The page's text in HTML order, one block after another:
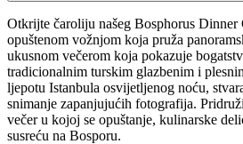
Otkrijte čaroliju našeg Bosphorus Dinner
opuštenom vožnjom koja pruža
ukusnom večerom koja pokazuje
tradicionalnim turskim glazbenim i
ljepotu Istanbula osvijetljenog noću,
snimanje zapanjujućih fotografija.
večer u kojoj se opuštanje, kulinarske
susreću na Bosporu.